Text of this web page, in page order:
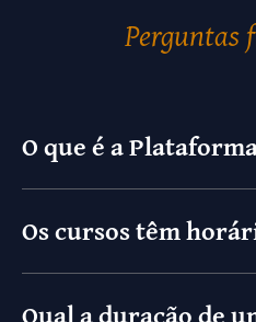
Perguntas
O que é a
Os cursos têm